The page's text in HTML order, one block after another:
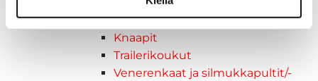
Veneen kiinnitys
Pollarit
Knaapit
Trailerikoukut
Venerenkaat ja silmukkapultit/-